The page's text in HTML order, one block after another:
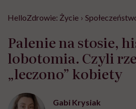
HelloZdrowie: Życie ›
Palenie na stosie,
lobotomia. Czyli
„leczono” kobiety
Gabi Krysiak